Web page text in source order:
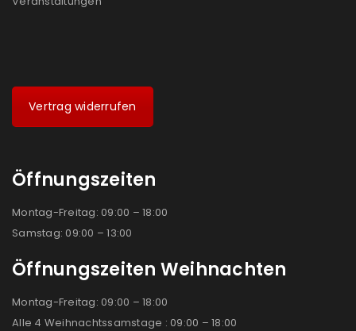
Vertrag widerrufen
Öffnungszeiten
Montag-Freitag: 09:00 – 18:00
Samstag: 09:00 – 13:00
Öffnungszeiten Weihnachten
Montag-Freitag: 09:00 – 18:00
Alle 4 Weihnachtssamstage : 09:00 – 18:00